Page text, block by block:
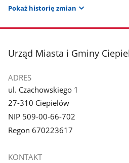
Pokaż historię zmian
stopka
Urząd Miasta i Gminy
ADRES
ul. Czachowskiego 1
27-310 Ciepielów
NIP 509-00-66-702
Regon 670223617
KONTAKT